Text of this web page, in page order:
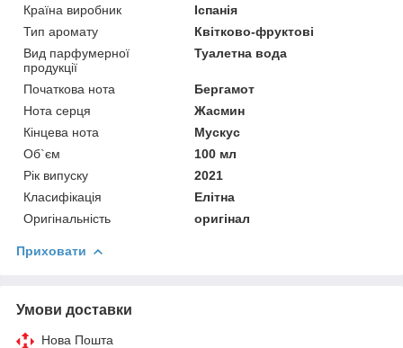
Країна виробник
Іспанія
Тип аромату
Квітково-фруктові
Вид парфумерної
продукції
Туалетна вода
Початкова нота
Бергамот
Нота серця
Жасмин
Кінцева нота
Мускус
Об`єм
100 мл
Рік випуску
2021
Класифікація
Елітна
Оригінальність
оригінал
Приховати
Умови доставки
Нова Пошта